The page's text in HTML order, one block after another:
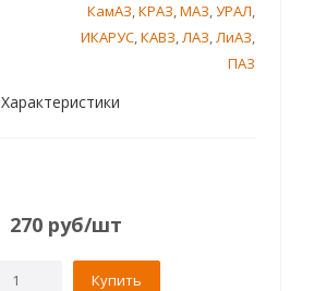
КамАЗ,КРАЗ,МАЗ,УРАЛ,
ИКАРУС,КАВЗ,ЛАЗ,ЛиАЗ,
ПАЗ
Характеристики
270 руб/шт
Купить